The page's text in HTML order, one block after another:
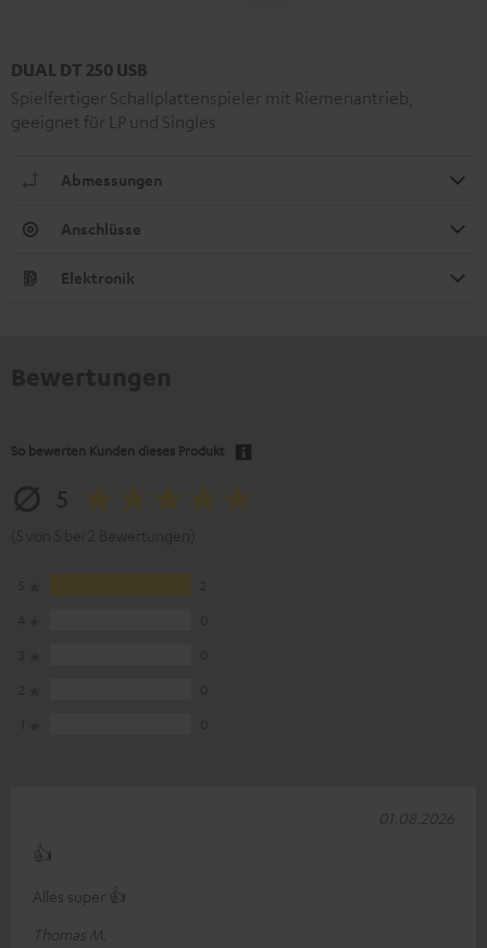
DUAL DT 250 USB
Spielfertiger Schallplattenspieler mit Riemenantrieb,
geeignet für LP und Singles
Abmessungen
Anschlüsse
Elektronik
So bewerten Kunden dieses Produkt
👍
Alles super 👍
Thomas M.
01.08.2026